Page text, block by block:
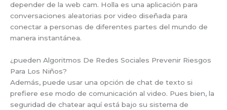
depender de la web cam. Holla es una aplicación para
conversaciones aleatorias por video diseñada para
conectar a personas de diferentes partes del mundo de
manera instantánea.
¿pueden Algoritmos De Redes Sociales Prevenir Riesgos
Para Los Niños?
Además, puede usar una opción de chat de texto si
prefiere ese modo de comunicación al video. Pues bien, la
seguridad de chatear aquí está bajo su sistema de